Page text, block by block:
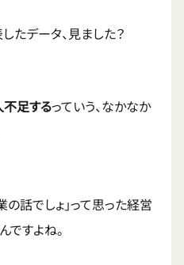
データ、見ました？
足するっていう、なかなか
の話でしょ」って思った経営
ですよね。